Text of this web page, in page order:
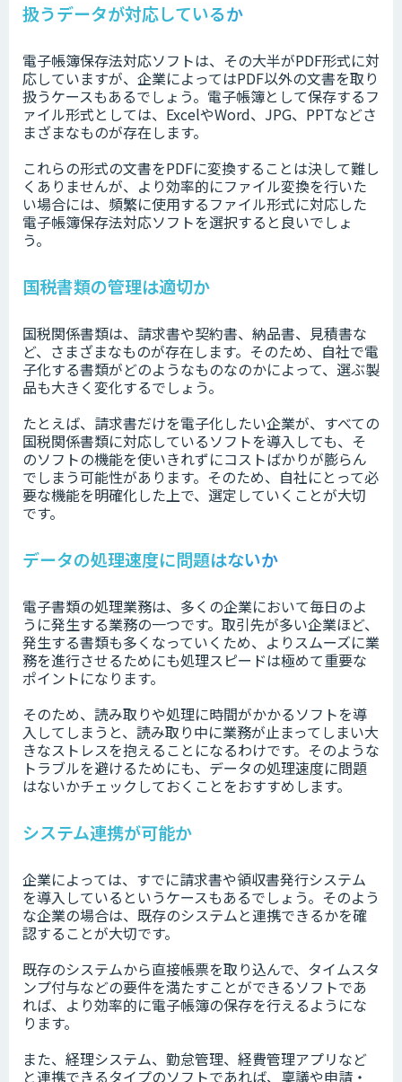
扱うデータが対応しているか
電子帳簿保存法対応ソフトは、その大半がPDF形式に対
応していますが、企業によってはPDF以外の文書を取り
扱うケースもあるでしょう。電子帳簿として保存するフ
ァイル形式としては、ExcelやWord、JPG、PPTなどさ
まざまなものが存在します。
これらの形式の文書をPDFに変換することは決して難し
くありませんが、より効率的にファイル変換を行いた
い場合には、頻繁に使用するファイル形式に対応した
電子帳簿保存法対応ソフトを選択すると良いでしょ
う。
国税書類の管理は適切か
国税関係書類は、請求書や契約書、納品書、見積書な
ど、さまざまなものが存在します。そのため、自社で電
子化する書類がどのようなものなのかによって、選ぶ製
品も大きく変化するでしょう。
たとえば、請求書だけを電子化したい企業が、すべての
国税関係書類に対応しているソフトを導入しても、そ
のソフトの機能を使いきれずにコストばかりが膨らん
でしまう可能性があります。そのため、自社にとって必
要な機能を明確化した上で、選定していくことが大切
です。
データの処理速度に問題はないか
電子書類の処理業務は、多くの企業において毎日のよ
うに発生する業務の一つです。取引先が多い企業ほど、
発生する書類も多くなっていくため、よりスムーズに業
務を進行させるためにも処理スピードは極めて重要な
ポイントになります。
そのため、読み取りや処理に時間がかかるソフトを導
入してしまうと、読み取り中に業務が止まってしまい大
きなストレスを抱えることになるわけです。そのような
トラブルを避けるためにも、データの処理速度に問題
はないかチェックしておくことをおすすめします。
システム連携が可能か
企業によっては、すでに請求書や領収書発行システム
を導入しているというケースもあるでしょう。そのよう
な企業の場合は、既存のシステムと連携できるかを確
認することが大切です。
既存のシステムから直接帳票を取り込んで、タイムスタ
ンプ付与などの要件を満たすことができるソフトであ
れば、より効率的に電子帳簿の保存を行えるようにな
ります。
また、経理システム、勤怠管理、経費管理アプリなど
と連携できるタイプのソフトであれば、稟議や申請・